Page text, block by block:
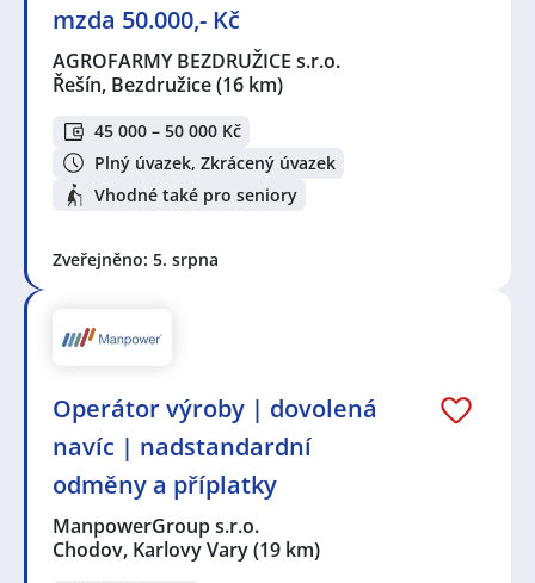
mzda 50.000,- Kč
AGROFARMY BEZDRUŽICE s.r.o.
Řešín, Bezdružice(16 km)
45 000 – 50 000 Kč
Plný úvazek, Zkrácený úvazek
Vhodné také pro seniory
Zveřejněno: 5. srpna
Operátor výroby | dovolená
navíc | nadstandardní
odměny a příplatky
ManpowerGroup s.r.o.
Chodov, Karlovy Vary(19 km)